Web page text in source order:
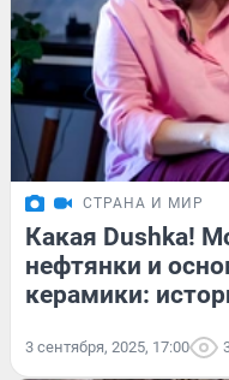
СТРАНА И МИР
Какая Dushka!
нефтянки и
керамики:
3 сентября, 2025, 17:00